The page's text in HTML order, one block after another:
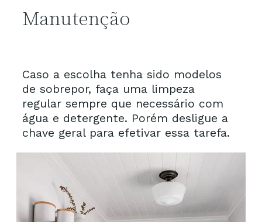
Caso a escolha tenha sido modelos
de sobrepor, faça uma limpeza
regular sempre que necessário com
água e detergente. Porém desligue a
chave geral para efetivar essa tarefa.
Manutenção